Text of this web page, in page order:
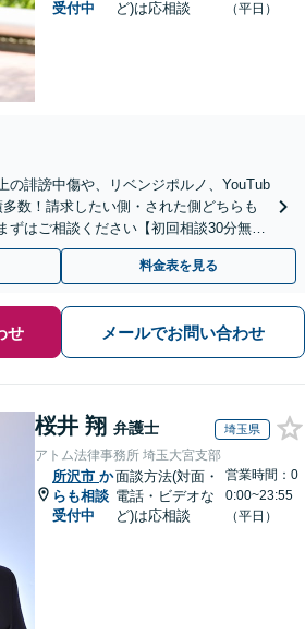
受付中
ど)は応相談
（平日）
の誹謗中傷や、リベンジポルノ、YouTub
数！請求したい側・された側どちらも
ずはご相談ください【初回相談30分無
夜間休日相談可】
料金表を見る
せ メールでお問い合わせ
桜井 翔 弁護士 埼玉県
アトム法律事務所 埼玉大宮支部
所沢市 か
らも相談
受付中
面談方法(対面・
電話・ビデオな
ど)は応相談
営業時間：0
0:00~23:55
（平日）